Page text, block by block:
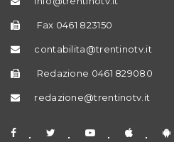
Fax 0461 823150
contabilita@trentinotv.it
Redazione 0461 829080
redazione@trentinotv.it